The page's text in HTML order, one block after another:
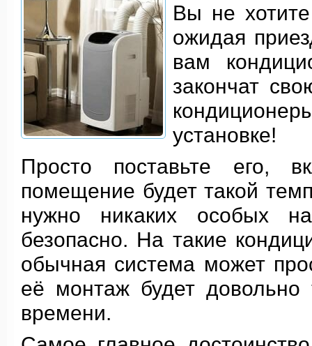
Вы не
ожидая
вам
закончат
установке!
Просто поставьте его,
помещение будет такой
нужно никаких особых
безопасно. На такие
обычная система может
её монтаж будет
времени.